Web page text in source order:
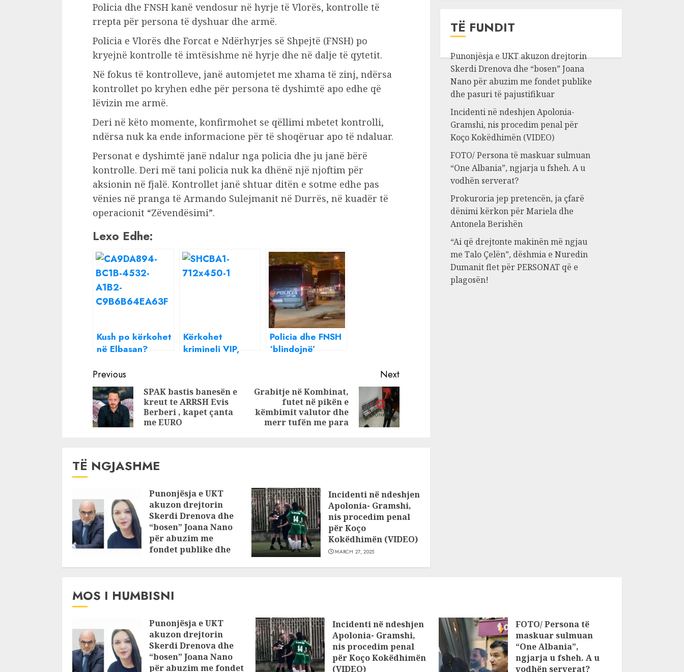
Policia dhe FNSH kanë vendosur në hyrje të Vlorës, kontrolle të
rrepta për persona të dyshuar dhe armë.
Policia e Vlorës dhe Forcat e Ndërhyrjes së Shpejtë (FNSH) po
kryejnë kontrolle të imtësishme në hyrje dhe në dalje të qytetit.
Në fokus të kontrolleve, janë automjetet me xhama të zinj, ndërsa
kontrollet po kryhen edhe për persona të dyshimtë apo edhe që
lëvizin me armë.
Deri në këto momente, konfirmohet se qëllimi mbetet kontrolli,
ndërsa nuk ka ende informacione për të shoqëruar apo të ndaluar.
Personat e dyshimtë janë ndalur nga policia dhe ju janë bërë
kontrolle. Deri më tani policia nuk ka dhënë një njoftim për
aksionin në fjalë. Kontrollet janë shtuar ditën e sotme edhe pas
vënies në pranga të Armando Sulejmanit në Durrës, në kuadër të
operacionit “Zëvendësimi”.
Lexo Edhe:
Kush po kërkohet
në Elbasan?
në qytet,
kontrolle në…
Kërkohet
krimineli VIP,
Policia dhe FNSH
‘blindojnë’
aksioni ‘blic’
Continue
Reading
Previous
post:
SPAK bastis banesën e
kreut te ARRSH Evis
Berberi , kapet çanta
me EURO
Next
post:
Grabitje në Kombinat,
futet në pikën e
këmbimit valutor dhe
merr tufën me para
TË NGJASHME
Punonjësja e UKT
akuzon drejtorin
Skerdi Drenova dhe
“bosen” Joana Nano
për abuzim me
fondet publike dhe
Incidenti në ndeshjen
Apolonia- Gramshi,
nis procedim penal
për Koço
Kokëdhimën (VIDEO)
MARCH 27, 2025
TË FUNDIT
Punonjësja e UKT akuzon drejtorin
Skerdi Drenova dhe “bosen” Joana
Nano për abuzim me fondet publike
dhe pasuri të pajustifikuar
Incidenti në ndeshjen Apolonia-
Gramshi, nis procedim penal për
Koço Kokëdhimën (VIDEO)
FOTO/ Persona të maskuar sulmuan
“One Albania”, ngjarja u fsheh. A u
vodhën serverat?
Prokuroria jep pretencën, ja çfarë
dënimi kërkon për Mariela dhe
Antonela Berishën
“Ai që drejtonte makinën më ngjau
me Talo Çelën”, dëshmia e Nuredin
Dumanit flet për PERSONAT që e
plagosën!
MOS I HUMBISNI
Punonjësja e UKT
akuzon drejtorin
Skerdi Drenova dhe
“bosen” Joana Nano
për abuzim me fondet
Incidenti në ndeshjen
Apolonia- Gramshi,
nis procedim penal
për Koço Kokëdhimën
(VIDEO)
FOTO/ Persona të
maskuar sulmuan
“One Albania”,
ngjarja u fsheh. A u
vodhën serverat?